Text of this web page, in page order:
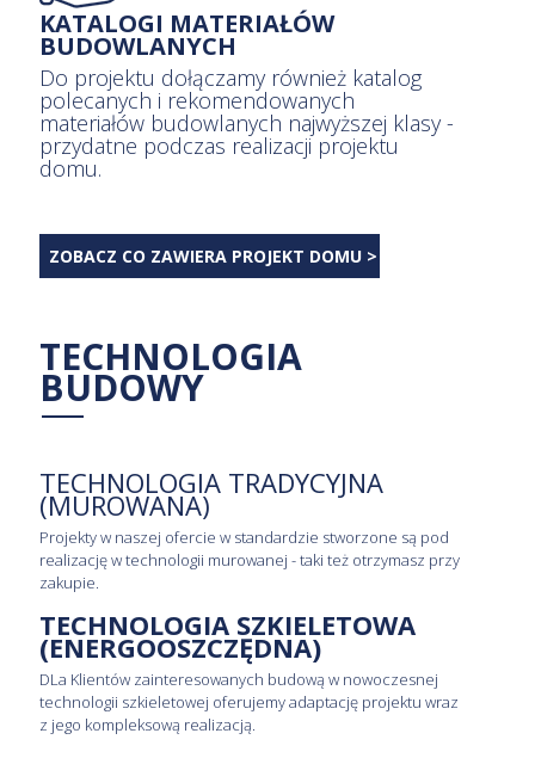
KATALOGI MATERIAŁÓW
BUDOWLANYCH
Do projektu dołączamy również katalog
polecanych i rekomendowanych
materiałów budowlanych najwyższej klasy -
przydatne podczas realizacji projektu
domu.
ZOBACZ CO ZAWIERA PROJEKT DOMU >
TECHNOLOGIA
BUDOWY
TECHNOLOGIA TRADYCYJNA
(MUROWANA)
Projekty w naszej ofercie w standardzie stworzone są pod
realizację w technologii murowanej - taki też otrzymasz przy
zakupie.
TECHNOLOGIA SZKIELETOWA
(ENERGOOSZCZĘDNA)
DLa Klientów zainteresowanych budową w nowoczesnej
technologii szkieletowej oferujemy adaptację projektu wraz
z jego kompleksową realizacją.